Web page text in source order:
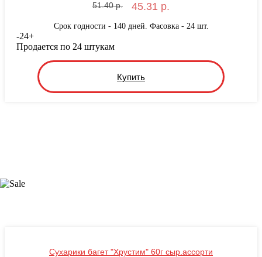
51.40 р. 45.31 р.
Срок годности - 140 дней. Фасовка - 24 шт.
-24+
Купить
Продается по 24 штукам
Сухарики багет "Хрустим" 60г сыр.ассорти